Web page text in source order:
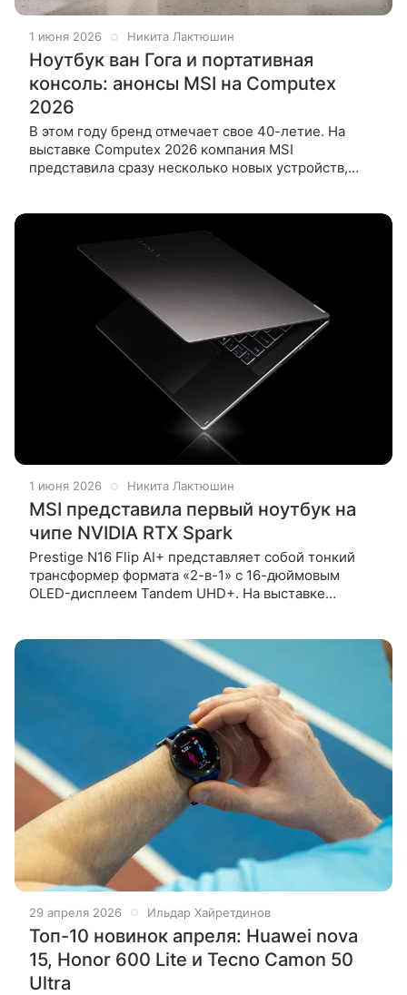
1 июня 2026 Никита Лактюшин
Ноутбук ван Гога и портативная
консоль: анонсы MSI на Computex
2026
В этом году бренд отмечает свое 40-летие. На
выставке Computex 2026 компания MSI
представила сразу несколько новых устройств,
1 июня 2026 Никита Лактюшин
MSI представила первый ноутбук на
чипе NVIDIA RTX Spark
Prestige N16 Flip AI+ представляет собой тонкий
трансформер формата «2-в-1» с 16-дюймовым
OLED-дисплеем Tandem UHD+. На выставке
29 апреля 2026 Ильдар Хайретдинов
Топ-10 новинок апреля: Huawei nova
15, Honor 600 Lite и Tecno Camon 50
Ultra